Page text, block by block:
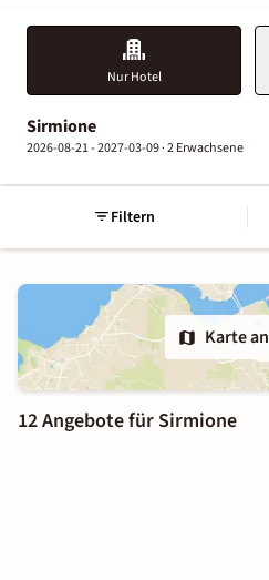
Nur Hotel
Sirmione
2026-08-21 - 2027-03-09 ·2 Erwachsene
Filtern
Karte
12 Angebote für Sirmione